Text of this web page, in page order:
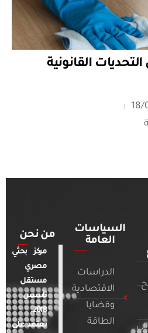
القانونية
السياسات
العامة
الدراسات
الاقتصادية
وقضايا
الطاقة
من نحن
مركز بحثي
مصري
مستقل
تأسس
2018.
يعتمد على